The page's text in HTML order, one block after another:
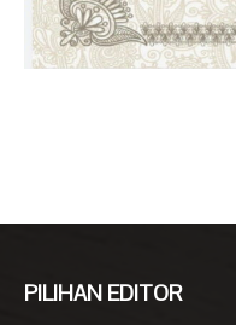
PILIHAN EDITOR